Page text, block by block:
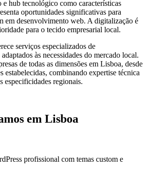
hub tecnológico como características
oportunidades significativas para
em desenvolvimento web. A digitalização é
para o tecido empresarial local.
serviços especializados de
às necessidades do mercado local.
de todas as dimensões em Lisboa, desde
estabelecidas, combinando expertise técnica
especificidades regionais.
em Lisboa
profissional com temas custom e